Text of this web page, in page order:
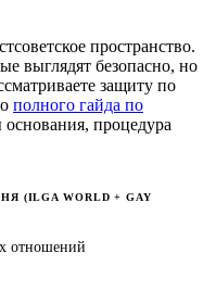
пространство.
выглядят безопасно, но
защиту по
полного гайда по
процедура
(ILGA WORLD + GAY
отношений